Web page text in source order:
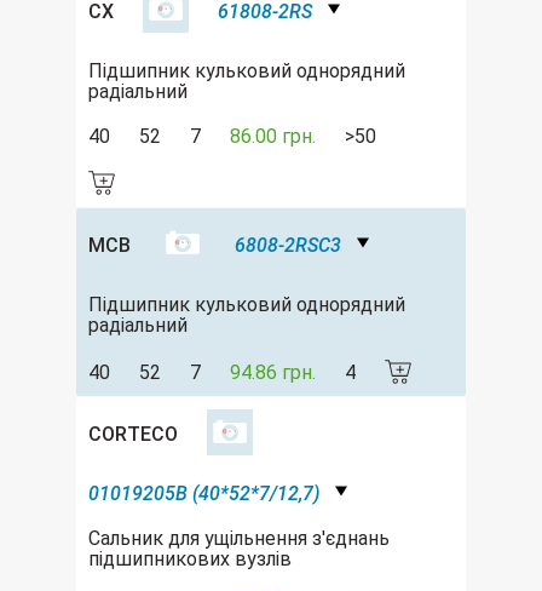
CX 61808-2RS
Підшипник кульковий однорядний
радіальний
40
52 7 86.00 грн. >50
MCB 6808-2RSC3
Підшипник кульковий однорядний
радіальний
40 52 7 94.86 грн. 4
CORTECO
01019205B (40*52*7/12,7)
Сальник для ущільнення з'єднань
підшипникових вузлів